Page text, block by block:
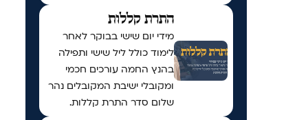
התרת קללות
מידי יום שישי בבוקר לאחר
לימוד כולל ליל שישי ותפילה
בהנץ החמה עורכים חכמי
ומקובלי ישיבת המקובלים נהר
שלום סדר התרת קללות.